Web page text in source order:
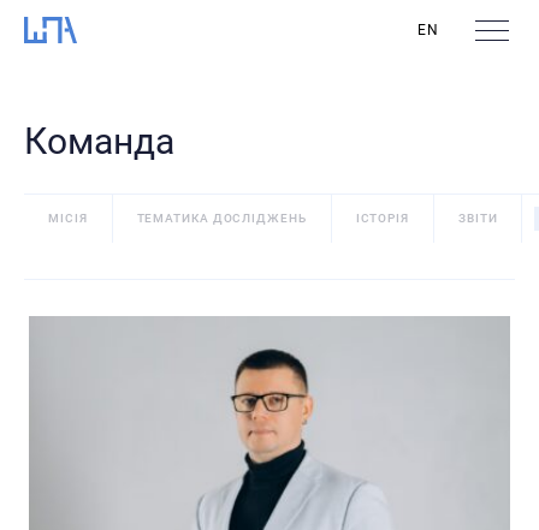
EN
Команда
МІСІЯ ТЕМАТИКА ДОСЛІДЖЕНЬ ІСТОРІЯ ЗВІТИ